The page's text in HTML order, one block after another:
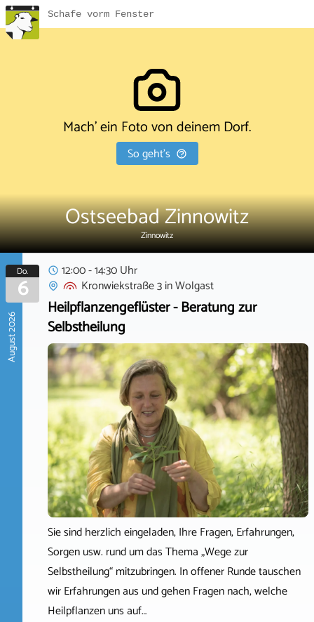
Schafe vorm Fenster
Mach' ein Foto von deinem Dorf.
So geht's
Ostseebad Zinnowitz
Zinnowitz
August 2026
Do.
6
12:00 - 14:30 Uhr
Kronwiekstraße 3inWolgast
Heilpflanzengeflüster - Beratung zur
Selbstheilung
Sie sind herzlich eingeladen, Ihre Fragen, Erfahrungen,
Sorgen usw. rund um das Thema „Wege zur
Selbstheilung“ mitzubringen. In offener Runde tauschen
wir Erfahrungen aus und gehen Fragen nach, welche
Heilpflanzen uns auf…